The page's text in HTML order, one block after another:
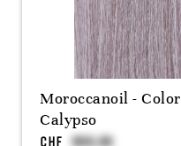
Moroccanoil - Color
Calypso
CHF